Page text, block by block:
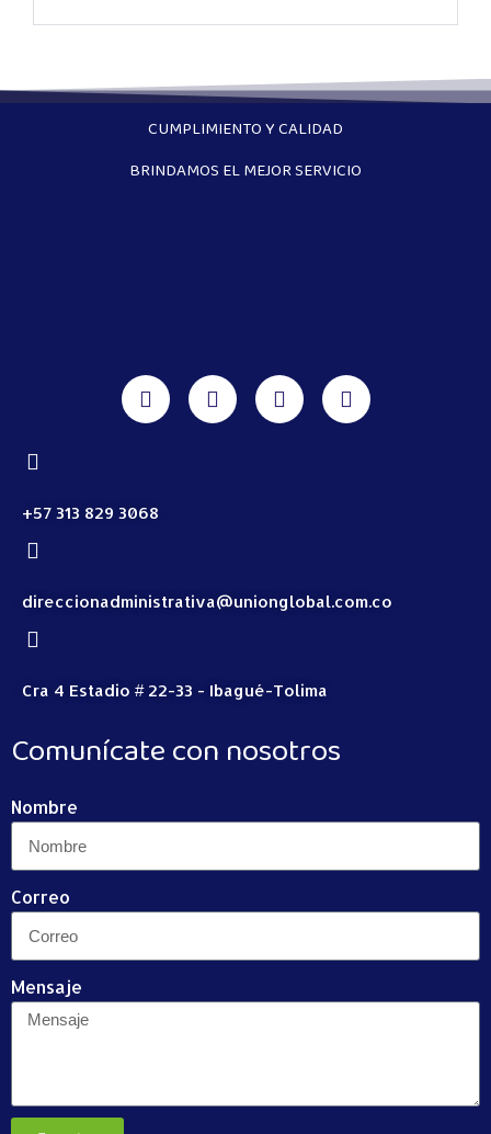
CUMPLIMIENTO Y CALIDAD
BRINDAMOS EL MEJOR SERVICIO
+57 313 829 3068
direccionadministrativa@unionglobal.com.co
Cra 4 Estadio # 22-33 - Ibagué-Tolima
Comunícate con nosotros
Nombre
Correo
Mensaje